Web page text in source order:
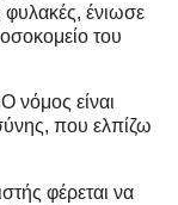
φυλακές, ένιωσε
του
νόμος είναι
που ελπίζω
φέρεται να